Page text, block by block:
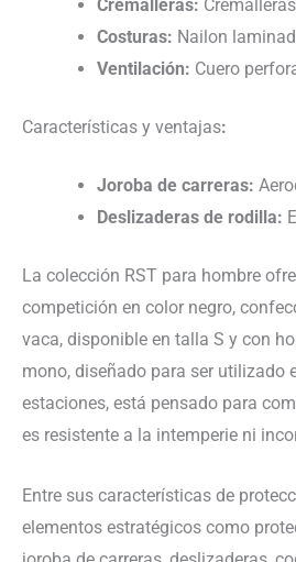
Cremalleras:
Costuras: Nailon
Ventilación: Cuero
Características y ventajas:
Joroba de carreras:
Deslizaderas de rodilla:
La colección RST para hombre
competición en color negro,
vaca, disponible en talla S y con
mono, diseñado para ser utilizado
estaciones, está pensado para
es resistente a la intemperie ni
Entre sus características de
elementos estratégicos como